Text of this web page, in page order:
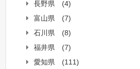
長野県
(4)
富山県
(7)
石川県
(8)
福井県
(7)
愛知県
(111)